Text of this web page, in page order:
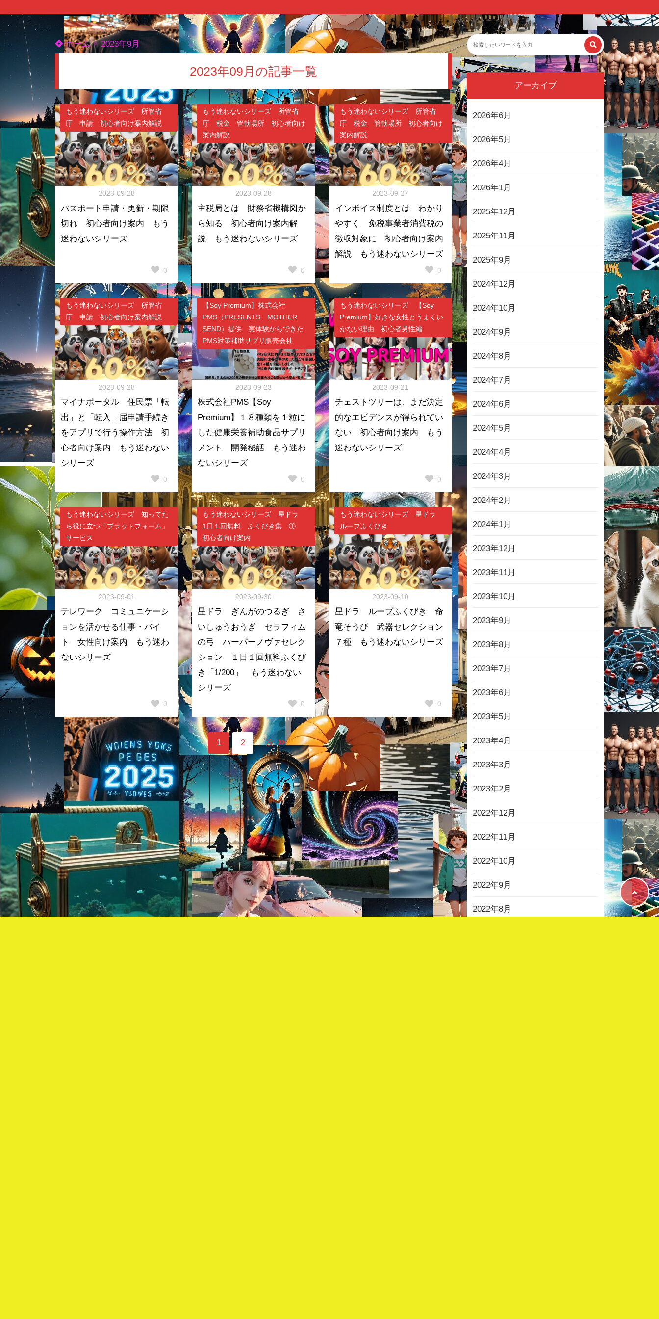
ホーム 2023年9月
2023年09月の記事一覧
もう迷わないシリーズ 所管省
庁 申請 初心者向け案内解説
2023-09-28
パスポート申請・更新・期限
切れ 初心者向け案内 もう
迷わないシリーズ
0
もう迷わないシリーズ 所管省
庁 税金 管轄場所 初心者向け
案内解説
2023-09-28
主税局とは 財務省機構図か
ら知る 初心者向け案内解
説 もう迷わないシリーズ
0
もう迷わないシリーズ 所管省
庁 税金 管轄場所 初心者向け
案内解説
2023-09-27
インボイス制度とは わかり
やすく 免税事業者消費税の
徴収対象に 初心者向け案内
解説 もう迷わないシリーズ
0
もう迷わないシリーズ 所管省
庁 申請 初心者向け案内解説
2023-09-28
マイナポータル 住民票「転
出」と「転入」届申請手続き
をアプリで行う操作方法 初
心者向け案内 もう迷わない
シリーズ
0
【Soy Premium】株式会社
PMS（PRESENTS MOTHER
SEND）提供 実体験からできた
PMS対策補助サプリ販売会社
2023-09-23
株式会社PMS【Soy
Premium】１８種類を１粒に
した健康栄養補助食品サプリ
メント 開発秘話 もう迷わ
ないシリーズ
0
もう迷わないシリーズ 【Soy
Premium】好きな女性とうまくい
かない理由 初心者男性編
2023-09-21
チェストツリーは、まだ決定
的なエビデンスが得られてい
ない 初心者向け案内 もう
迷わないシリーズ
0
もう迷わないシリーズ 知ってた
ら役に立つ「プラットフォーム」
サービス
2023-09-01
テレワーク コミュニケーシ
ョンを活かせる仕事・バイ
ト 女性向け案内 もう迷わ
ないシリーズ
0
もう迷わないシリーズ 星ドラ
1日１回無料 ふくびき集 ①
初心者向け案内
2023-09-30
星ドラ ぎんがのつるぎ さ
いしゅうおうぎ セラフィム
の弓 ハーパーノヴァセレク
ション １日１回無料ふくび
き「1/200」 もう迷わない
シリーズ
0
もう迷わないシリーズ 星ドラ
ループふくびき
2023-09-10
星ドラ ループふくびき 命
竜そうび 武器セレクション
７種 もう迷わないシリーズ
0
1 2 次
アーカイブ
2026年6月
2026年5月
2026年4月
2026年1月
2025年12月
2025年11月
2025年9月
2024年12月
2024年10月
2024年9月
2024年8月
2024年7月
2024年6月
2024年5月
2024年4月
2024年3月
2024年2月
2024年1月
2023年12月
2023年11月
2023年10月
2023年9月
2023年8月
2023年7月
2023年6月
2023年5月
2023年4月
2023年3月
2023年2月
2022年12月
2022年11月
2022年10月
2022年9月
2022年8月